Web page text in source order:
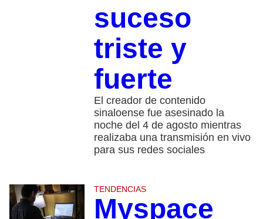
suceso
triste y
fuerte
El creador de contenido
sinaloense fue asesinado la
noche del 4 de agosto mientras
realizaba una transmisión en vivo
para sus redes sociales
TENDENCIAS
Myspace